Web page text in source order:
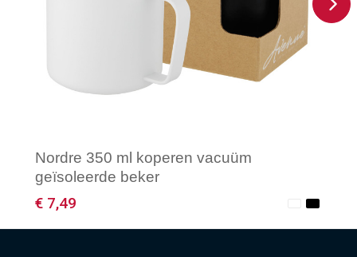
Nordre 350 ml koperen vacuüm
geïsoleerde beker
€ 7,49